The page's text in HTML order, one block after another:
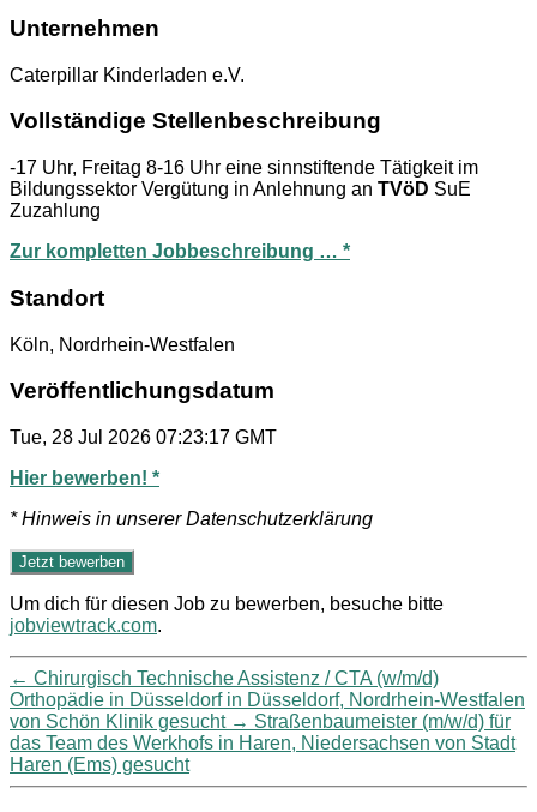
Unternehmen
Caterpillar Kinderladen e.V.
Vollständige Stellenbeschreibung
-17 Uhr, Freitag 8-16 Uhr eine sinnstiftende Tätigkeit im
Bildungssektor Vergütung in Anlehnung an TVöD SuE
Zuzahlung
Zur kompletten Jobbeschreibung … *
Standort
Köln, Nordrhein-Westfalen
Veröffentlichungsdatum
Tue, 28 Jul 2026 07:23:17 GMT
Hier bewerben! *
* Hinweis in unserer Datenschutzerklärung
Um dich für diesen Job zu bewerben, besuche bitte
jobviewtrack.com.
← Chirurgisch Technische Assistenz / CTA (w/m/d)
Orthopädie in Düsseldorf in Düsseldorf, Nordrhein-Westfalen
von Schön Klinik gesucht → Straßenbaumeister (m/w/d) für
das Team des Werkhofs in Haren, Niedersachsen von Stadt
Haren (Ems) gesucht